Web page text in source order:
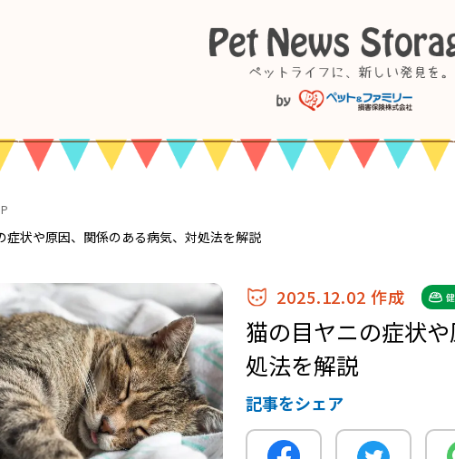
症状や原因、関係のある病気、対処法を解説
2025.12.02 作成
猫の目ヤニの症状
処法を解説
記事をシェア